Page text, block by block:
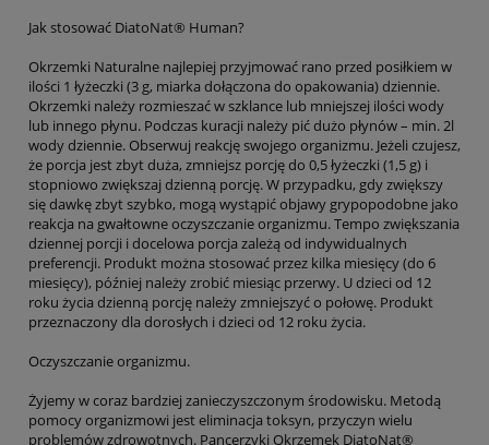
Jak stosować DiatoNat® Human?
Okrzemki Naturalne najlepiej przyjmować rano przed posiłkiem w
ilości 1 łyżeczki (3 g, miarka dołączona do opakowania) dziennie.
Okrzemki należy rozmieszać w szklance lub mniejszej ilości wody
lub innego płynu. Podczas kuracji należy pić dużo płynów – min. 2l
wody dziennie. Obserwuj reakcję swojego organizmu. Jeżeli czujesz,
że porcja jest zbyt duża, zmniejsz porcję do 0,5 łyżeczki (1,5 g) i
stopniowo zwiększaj dzienną porcję. W przypadku, gdy zwiększy
się dawkę zbyt szybko, mogą wystąpić objawy grypopodobne jako
reakcja na gwałtowne oczyszczanie organizmu. Tempo zwiększania
dziennej porcji i docelowa porcja zależą od indywidualnych
preferencji. Produkt można stosować przez kilka miesięcy (do 6
miesięcy), później należy zrobić miesiąc przerwy. U dzieci od 12
roku życia dzienną porcję należy zmniejszyć o połowę. Produkt
przeznaczony dla dorosłych i dzieci od 12 roku życia.
Oczyszczanie organizmu.
Żyjemy w coraz bardziej zanieczyszczonym środowisku. Metodą
pomocy organizmowi jest eliminacja toksyn, przyczyn wielu
problemów zdrowotnych. Pancerzyki Okrzemek DiatoNat®